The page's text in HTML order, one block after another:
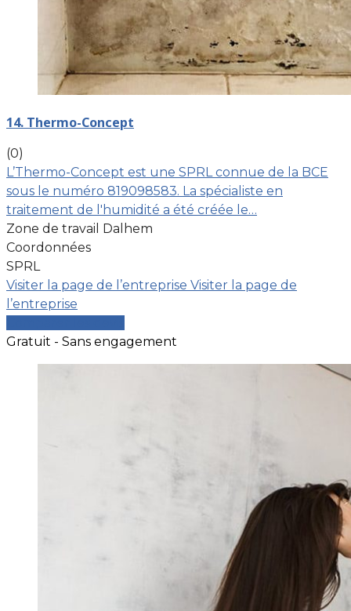
14. Thermo-Concept
(0)
L’Thermo-Concept est une SPRL connue de la BCE
sous le numéro 819098583. La spécialiste en
traitement de l'humidité a été créée le…
Zone de travail Dalhem
Coordonnées
SPRL
Visiter la page de l’entreprise Visiter la page de
l’entreprise
Gratuit - Sans engagement